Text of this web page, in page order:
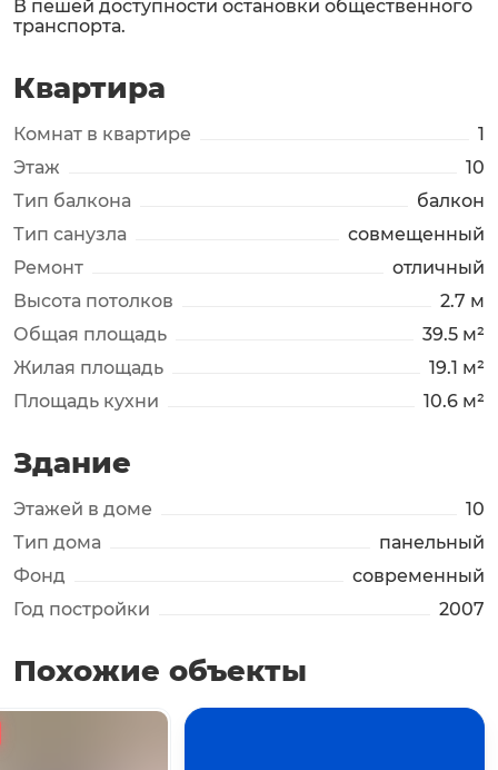
В пешей доступности остановки общественного
транспорта.
Квартира
Комнат в квартире
1
Этаж
10
Тип балкона
балкон
Тип санузла
совмещенный
Ремонт
отличный
Высота потолков
2.7 м
Общая площадь
39.5 м²
Жилая площадь
19.1 м²
Площадь кухни
10.6 м²
Здание
Этажей в доме
10
Тип дома
панельный
Фонд
современный
Год постройки
2007
Похожие объекты